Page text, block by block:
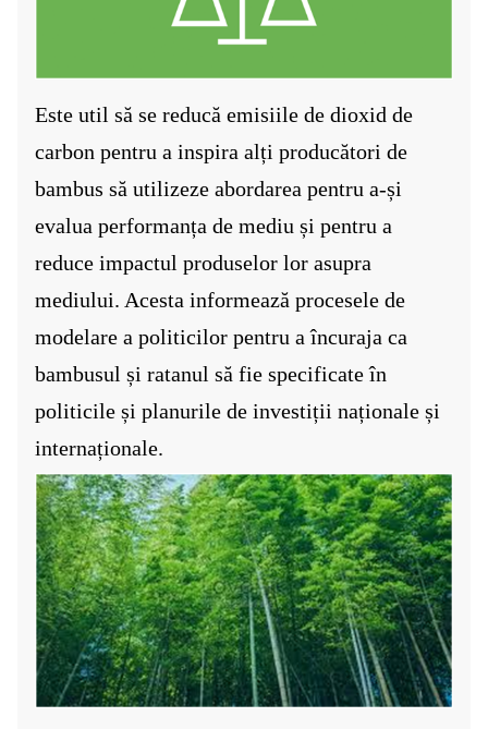
Este util să se reducă emisiile de dioxid de
carbon pentru a inspira alți producători de
bambus să utilizeze abordarea pentru a-și
evalua performanța de mediu și pentru a
reduce impactul produselor lor asupra
mediului. Acesta informează procesele de
modelare a politicilor pentru a încuraja ca
bambusul și ratanul să fie specificate în
politicile și planurile de investiții naționale și
internaționale.